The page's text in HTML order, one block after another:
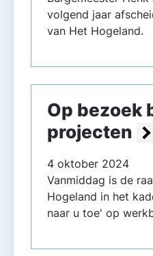
volgend jaar
van Het Hogeland.
Op bezoek
projecten
4 oktober 2024
Vanmiddag is de
Hogeland in het
naar u toe' op